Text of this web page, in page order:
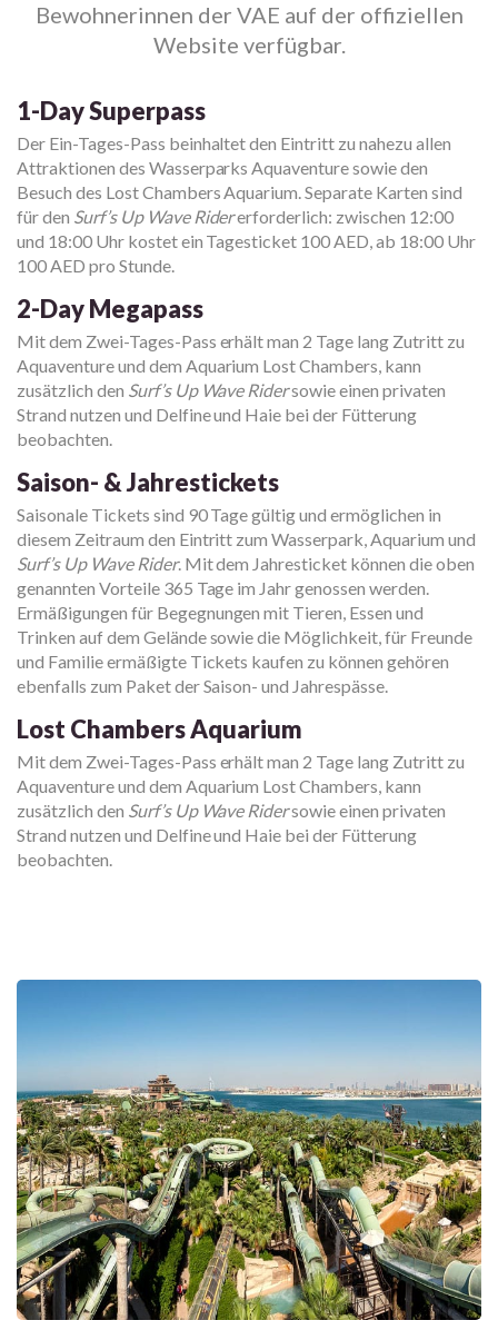
Bewohnerinnen der VAE auf der offiziellen
Website verfügbar.
1-Day Superpass
Der Ein-Tages-Pass beinhaltet den Eintritt zu nahezu allen
Attraktionen des Wasserparks Aquaventure sowie den
Besuch des Lost Chambers Aquarium. Separate Karten sind
für den Surf’s Up Wave Ridererforderlich: zwischen 12:00
und 18:00 Uhr kostet ein Tagesticket 100 AED, ab 18:00 Uhr
100 AED pro Stunde.
2-Day Megapass
Mit dem Zwei-Tages-Pass erhält man 2 Tage lang Zutritt zu
Aquaventure und dem Aquarium Lost Chambers, kann
zusätzlich den Surf’s Up Wave Ridersowie einen privaten
Strand nutzen und Delfine und Haie bei der Fütterung
beobachten.
Saison- & Jahrestickets
Saisonale Tickets sind 90 Tage gültig und ermöglichen in
diesem Zeitraum den Eintritt zum Wasserpark, Aquarium und
Surf’s Up Wave Rider. Mit dem Jahresticket können die oben
genannten Vorteile 365 Tage im Jahr genossen werden.
Ermäßigungen für Begegnungen mit Tieren, Essen und
Trinken auf dem Gelände sowie die Möglichkeit, für Freunde
und Familie ermäßigte Tickets kaufen zu können gehören
ebenfalls zum Paket der Saison- und Jahrespässe.
Lost Chambers Aquarium
Mit dem Zwei-Tages-Pass erhält man 2 Tage lang Zutritt zu
Aquaventure und dem Aquarium Lost Chambers, kann
zusätzlich den Surf’s Up Wave Ridersowie einen privaten
Strand nutzen und Delfine und Haie bei der Fütterung
beobachten.